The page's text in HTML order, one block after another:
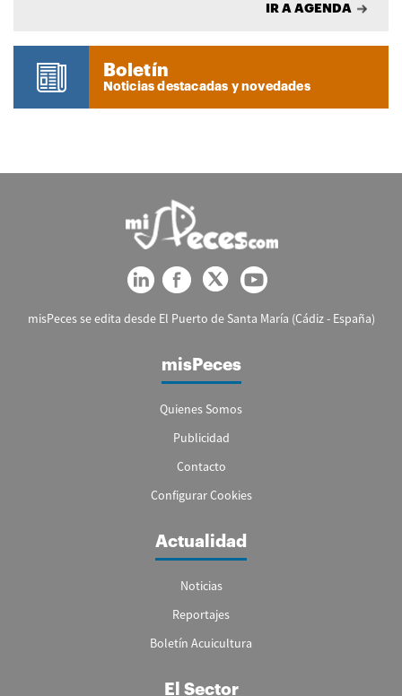
IR A AGENDA
Boletín
Noticias destacadas y novedades
misPeces se edita desde El Puerto de Santa María (Cádiz - España)
misPeces
Quienes Somos
Publicidad
Contacto
Configurar Cookies
Actualidad
Noticias
Reportajes
Boletín Acuicultura
El Sector